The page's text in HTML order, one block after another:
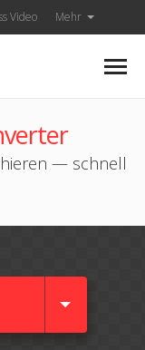
Video Mehr
— schnell